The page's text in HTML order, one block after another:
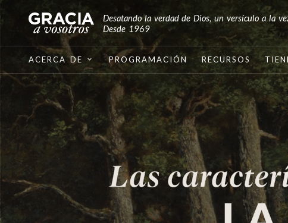
Desatando la verdad de Dios, un versículo a la
Desde 1969
ACERCA DE PROGRAMACIÓN RECURSOS